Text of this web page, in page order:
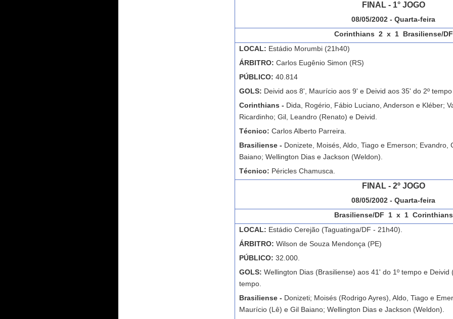
FINAL - 1° JOGO
08/05/2002 - Quarta-feira
Corinthians 2 x 1 Brasiliense/DF
LOCAL: Estádio Morumbi (21h40)
ÁRBITRO: Carlos Eugênio Simon (RS)
PÚBLICO: 40.814
GOLS: Deivid aos 8', Maurício aos 9' e Deivid aos 35' do 2º tempo
Corinthians - Dida, Rogério, Fábio Luciano, Anderson e Kléber;
Ricardinho; Gil, Leandro (Renato) e Deivid.
Técnico: Carlos Alberto Parreira.
Brasiliense - Donizete, Moisés, Aldo, Tiago e Emerson; Evandro,
Baiano; Wellington Dias e Jackson (Weldon).
Técnico: Péricles Chamusca.
FINAL - 2º JOGO
08/05/2002 - Quarta-feira
Brasiliense/DF 1 x 1 Corinthians
LOCAL: Estádio Cerejão (Taguatinga/DF - 21h40).
ÁRBITRO: Wilson de Souza Mendonça (PE)
PÚBLICO: 32.000.
GOLS: Wellington Dias (Brasiliense) aos 41' do 1º tempo e Deivid
tempo.
Brasiliense - Donizeti; Moisés (Rodrigo Ayres), Aldo, Tiago e
Maurício (Lê) e Gil Baiano; Wellington Dias e Jackson (Weldon).